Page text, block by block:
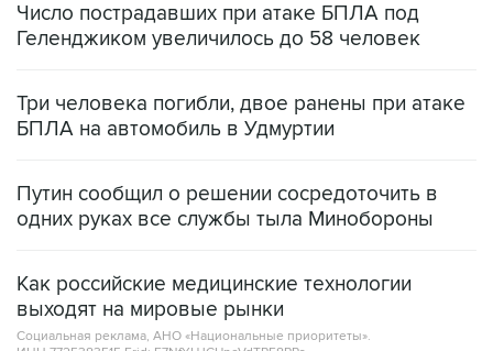
Число пострадавших при атаке БПЛА под
Геленджиком увеличилось до 58 человек
Три человека погибли, двое ранены при атаке
БПЛА на автомобиль в Удмуртии
Путин сообщил о решении сосредоточить в
одних руках все службы тыла Минобороны
Как российские медицинские технологии
выходят на мировые рынки
Социальная реклама, АНО «Национальные приоритеты».